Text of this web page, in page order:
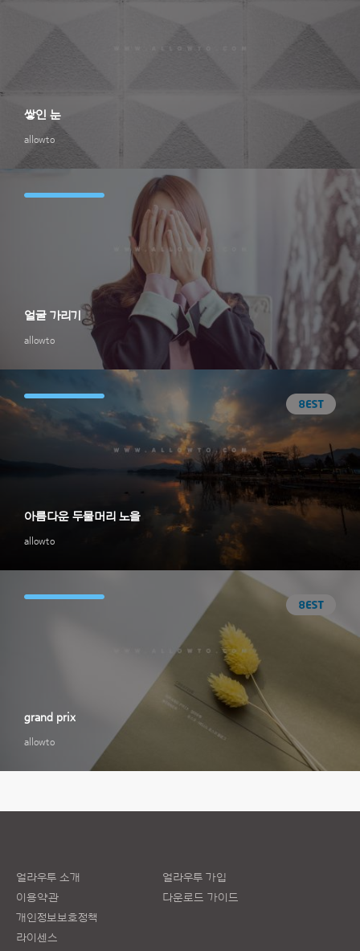
allowto
쌓인 눈
allowto
얼굴 가리기
allowto
아름다운 두물머리 노을
allowto
grand prix
얼라우투 소개
이용약관
개인정보보호정책
라이센스
얼라우투 가입
다운로드 가이드